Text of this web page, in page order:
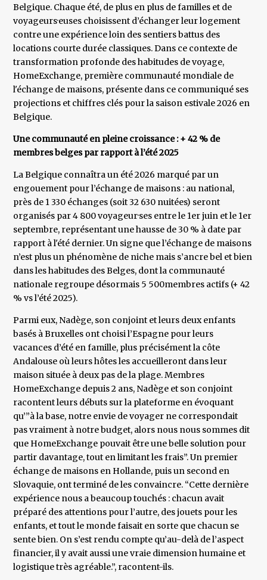
Belgique. Chaque été, de plus en plus de familles et de
voyageurs·euses choisissent d’échanger leur logement
contre une expérience loin des sentiers battus des
locations courte durée classiques. Dans ce contexte de
transformation profonde des habitudes de voyage,
HomeExchange, première communauté mondiale de
l'échange de maisons, présente dans ce communiqué ses
projections et chiffres clés pour la saison estivale 2026 en
Belgique.
Une communauté en pleine croissance : + 42 % de
membres belges par rapport à l’été 2025
La Belgique connaîtra un été 2026 marqué par un
engouement pour l’échange de maisons : au national,
près de 1 330 échanges (soit 32 630 nuitées) seront
organisés par 4 800 voyageur·ses entre le 1er juin et le 1er
septembre, représentant une hausse de 30 % à date par
rapport à l'été dernier. Un signe que l’échange de maisons
n’est plus un phénomène de niche mais s’ancre bel et bien
dans les habitudes des Belges, dont la communauté
nationale regroupe désormais 5 500membres actifs (+ 42
% vs l’été 2025).
Parmi eux, Nadège, son conjoint et leurs deux enfants
basés à Bruxelles ont choisi l’Espagne pour leurs
vacances d’été en famille, plus précisément la côte
Andalouse où leurs hôtes les accueilleront dans leur
maison située à deux pas de la plage. Membres
HomeExchange depuis 2 ans, Nadège et son conjoint
racontent leurs débuts sur la plateforme en évoquant
qu’”à la base, notre envie de voyager ne correspondait
pas vraiment à notre budget, alors nous nous sommes dit
que HomeExchange pouvait être une belle solution pour
partir davantage, tout en limitant les frais”. Un premier
échange de maisons en Hollande, puis un second en
Slovaquie, ont terminé de les convaincre. “Cette dernière
expérience nous a beaucoup touchés : chacun avait
préparé des attentions pour l’autre, des jouets pour les
enfants, et tout le monde faisait en sorte que chacun se
sente bien. On s’est rendu compte qu’au-delà de l’aspect
financier, il y avait aussi une vraie dimension humaine et
logistique très agréable.”, racontent-ils.